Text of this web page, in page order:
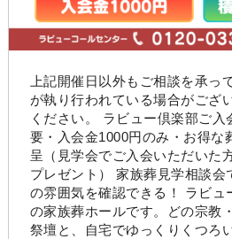
上記開催日以外もご相談を承っ
が執り行われている場合がござ
ください。 ラビュー倶楽部ご入
要・入会金1000円のみ・お得な
呈（見学会でご入会いただいた
プレゼント） 家族葬見学相談会
の雰囲気を確認できる！ ラビュ
の家族葬ホールです。どの宗教
祭壇と、自宅でゆっくりくつろ